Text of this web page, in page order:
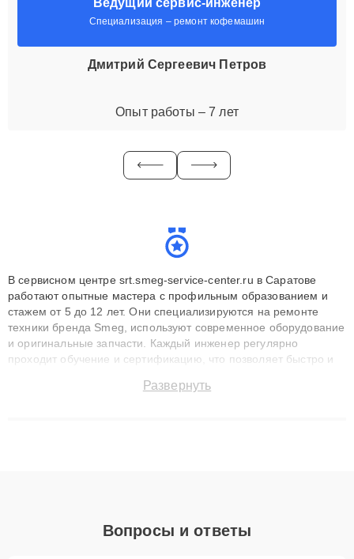
Специализация – ремонт кофемашин
Дмитрий Сергеевич Петров
Опыт работы – 7 лет
В сервисном центре srt.smeg-service-center.ru в Саратове
работают опытные мастера с профильным образованием и
стажем от 5 до 12 лет. Они специализируются на ремонте
техники бренда Smeg, используют современное оборудование
и оригинальные запчасти. Каждый инженер регулярно
проходит обучение и сертификацию, что позволяет быстро и
сохранением гарантии до 3 лет. Наши мастера решают
Развернуть
Вопросы и ответы